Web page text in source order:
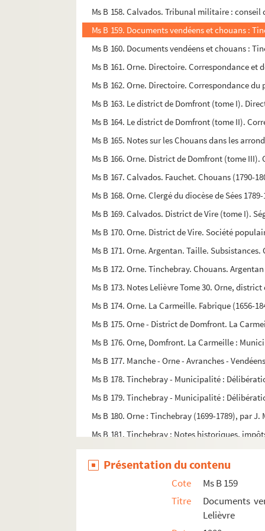
Ms B 158. Calvados. Tribunal militaire : conseil
Ms B 159. Documents vendéens et chouans :
Ms B 160. Documents vendéens et chouans :
Ms B 161. Orne. Directoire. Correspondance et
Ms B 162. Orne. Directoire. Correspondance
Ms B 163. Le district de Domfront (tome I).
Ms B 164. Le district de Domfront (tome II).
Ms B 165. Notes sur les Chouans dans les
Ms B 166. Orne. District de Domfront (tome III).
Ms B 167. Calvados. Fauchet. Chouans (1790-
Ms B 168. Orne. Clergé du diocèse de Sées
Ms B 169. Calvados. District de Vire (tome I).
Ms B 170. Orne. District de Vire. Société
Ms B 171. Orne. Argentan. Taille.
Ms B 172. Orne. Tinchebray. Chouans.
Ms B 173. Notes Lelièvre Tome 30. Orne,
Ms B 174. Orne. La Carmeille. Fabrique (1656-
Ms B 175. Orne - District de Domfront. La
Ms B 176. Orne, Domfront. La Carmeille :
Ms B 177. Manche - Orne - Avranches -
Ms B 178. Tinchebray - Municipalité :
Ms B 179. Tinchebray - Municipalité :
Ms B 180. Orne : Tinchebray (1699-1789), par J.
Ms B 181. Tinchebray : Notes historiques,
Ms B 182. Fresnes : Notes sur la baronnie, les
Ms B 183. Séminaire de Vire. Cahier d'honneur
Ms B 184. Noblesse : Notes - Recherches, par
Ms B 185. Lettres manuscrites autographes
Présentation du contenu
Cote
Ms B 159
Titre
Documents
Lelièvre